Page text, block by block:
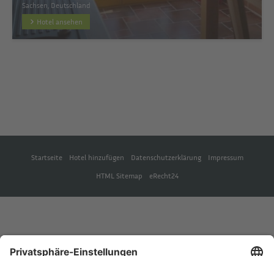
Sachsen, Deutschland
Hotel ansehen
Startseite Hotel hinzufügen Datenschutzerklärung
Impressum
HTML Sitemap
eRecht24